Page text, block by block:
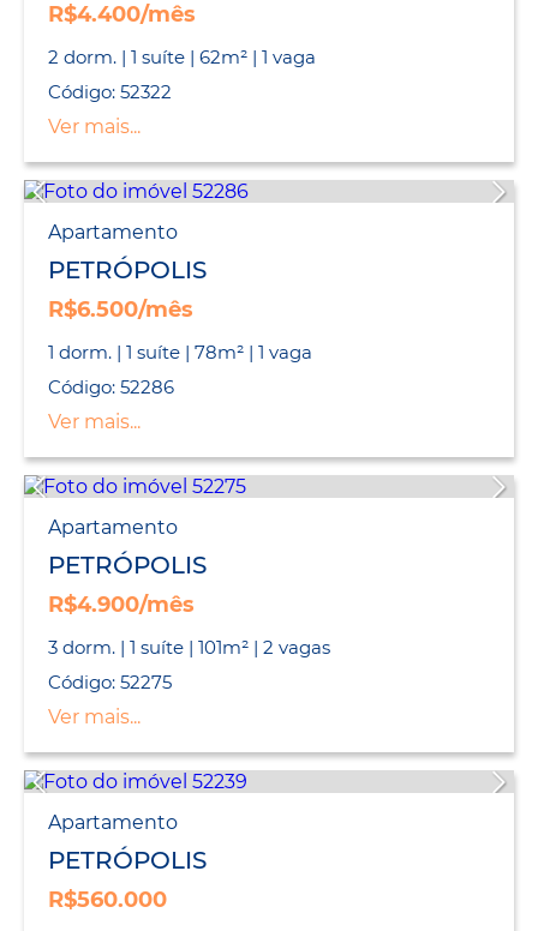
R$4.400/mês
2 dorm. | 1 suíte | 62m² | 1 vaga
Código: 52322
Ver mais...
Apartamento
PETRÓPOLIS
R$6.500/mês
1 dorm. | 1 suíte | 78m² | 1 vaga
Código: 52286
Ver mais...
Apartamento
PETRÓPOLIS
R$4.900/mês
3 dorm. | 1 suíte | 101m² | 2 vagas
Código: 52275
Ver mais...
Apartamento
PETRÓPOLIS
R$560.000